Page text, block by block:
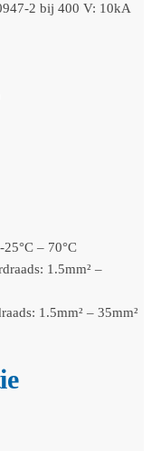
2 bij 400 V: 10kA
– 70°C
1.5mm² –
1.5mm² – 35mm²